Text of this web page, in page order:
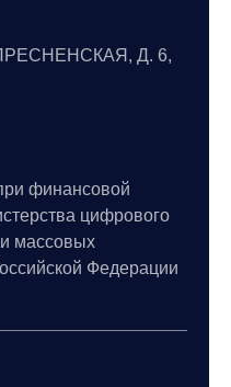
Д. 6,
финансовой
цифрового
и массовых
Федерации